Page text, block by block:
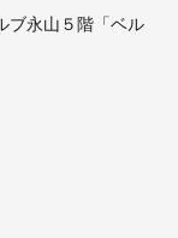
ブ永山５階「ベル